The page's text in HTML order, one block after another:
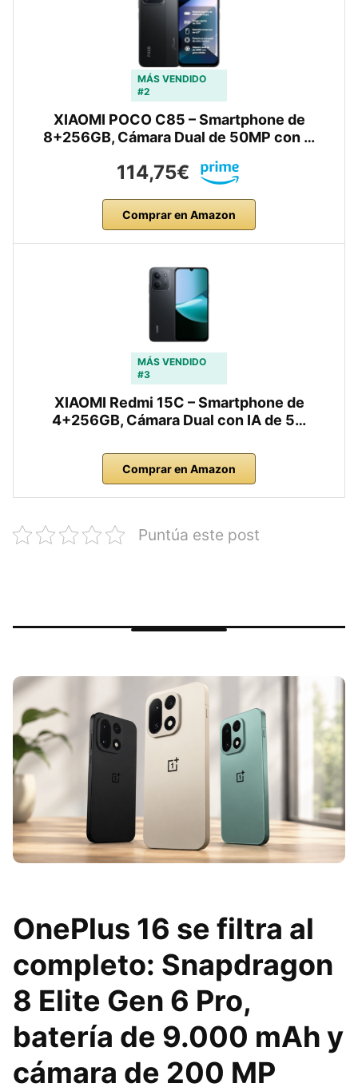
MÁS VENDIDO
#2
XIAOMI POCO C85 – Smartphone de
8+256GB, Cámara Dual de 50MP con …
114,75€
Comprar en Amazon
MÁS VENDIDO
#3
XIAOMI Redmi 15C – Smartphone de
4+256GB, Cámara Dual con IA de 5…
Comprar en Amazon
Puntúa este post
OnePlus 16 se filtra al
completo: Snapdragon
8 Elite Gen 6 Pro,
batería de 9.000 mAh y
cámara de 200 MP